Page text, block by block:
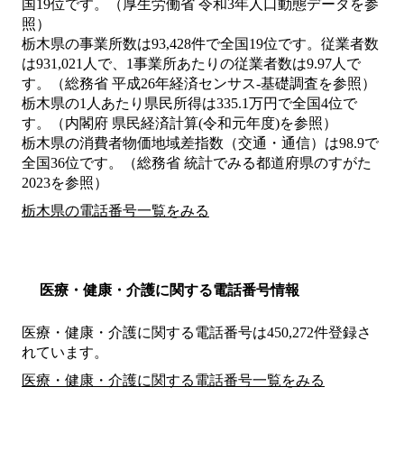
国19位です。（厚生労働省 令和3年人口動態データを参
照）
栃木県の事業所数は93,428件で全国19位です。従業者数
は931,021人で、1事業所あたりの従業者数は9.97人で
す。（総務省 平成26年経済センサス‐基礎調査を参照）
栃木県の1人あたり県民所得は335.1万円で全国4位で
す。（内閣府 県民経済計算(令和元年度)を参照）
栃木県の消費者物価地域差指数（交通・通信）は98.9で
全国36位です。（総務省 統計でみる都道府県のすがた
2023を参照）
栃木県の電話番号一覧をみる
医療・健康・介護に関する電話番号情報
医療・健康・介護に関する電話番号は450,272件登録さ
れています。
医療・健康・介護に関する電話番号一覧をみる